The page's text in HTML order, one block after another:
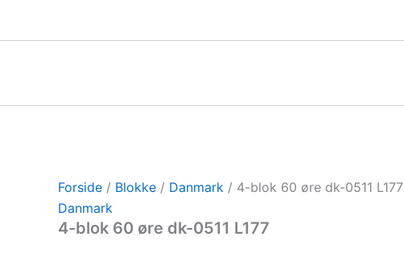
Forside / Blokke / Danmark / 4-blok 60 øre dk-0511 L177
Danmark
4-blok 60 øre dk-0511 L177